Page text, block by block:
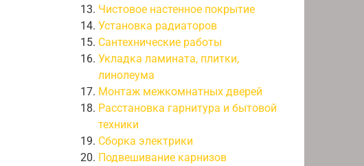
Чистовое настенное покрытие
Установка радиаторов
Сантехнические работы
Укладка ламината, плитки,
линолеума
Монтаж межкомнатных дверей
Расстановка гарнитура и бытовой
техники
Сборка электрики
Подвешивание карнизов